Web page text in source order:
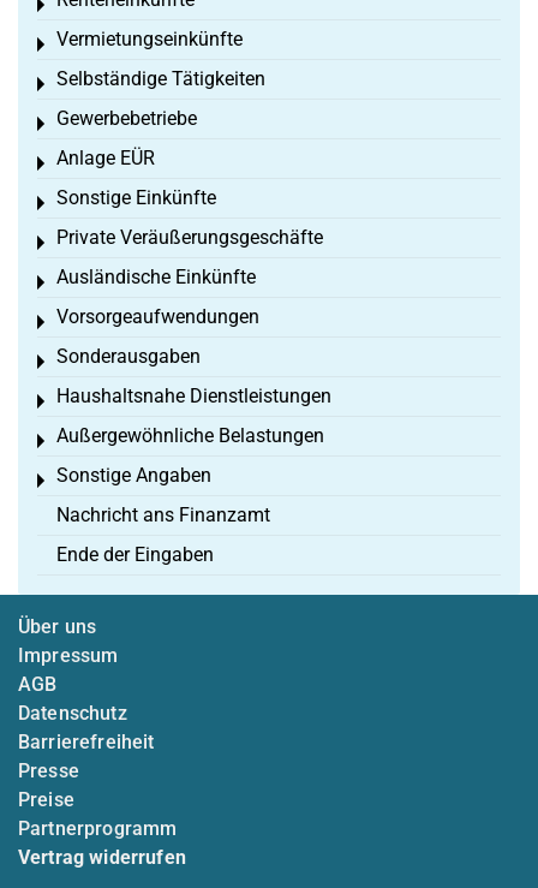
Toggle menu
Vermietungseinkünfte
Toggle menu
Selbständige Tätigkeiten
Toggle menu
Gewerbebetriebe
Toggle menu
Anlage EÜR
Toggle menu
Sonstige Einkünfte
Toggle menu
Private Veräußerungsgeschäfte
Toggle menu
Ausländische Einkünfte
Toggle menu
Vorsorgeaufwendungen
Toggle menu
Sonderausgaben
Toggle menu
Haushaltsnahe Dienstleistungen
Toggle menu
Außergewöhnliche Belastungen
Toggle menu
Sonstige Angaben
Toggle menu
Nachricht ans Finanzamt
Ende der Eingaben
Über uns
Impressum
AGB
Datenschutz
Barrierefreiheit
Presse
Preise
Partnerprogramm
Vertrag widerrufen